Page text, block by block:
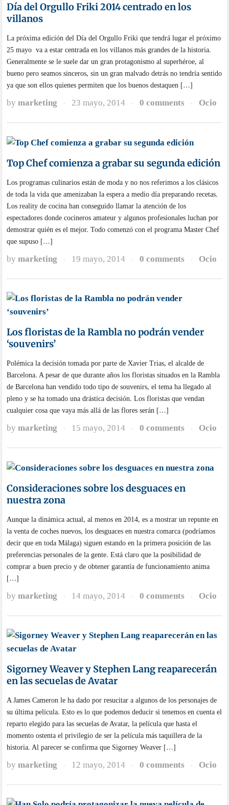
Día del Orgullo Friki 2014 centrado en los
villanos
La próxima edición del Día del Orgullo Friki que tendrá lugar el próximo
25 mayo va a estar centrada en los villanos más grandes de la historia.
Generalmente se le suele dar un gran protagonismo al superhéroe, al
bueno pero seamos sinceros, sin un gran malvado detrás no tendría sentido
ya que son ellos quienes permiten que los buenos destaquen […]
bymarketing · 23 mayo, 2014 · 0 comments · Ocio
Top Chef comienza a grabar su segunda edición
Los programas culinarios están de moda y no nos referimos a los clásicos
de toda la vida que amenizaban la espera a medio día preparando recetas.
Los reality de cocina han conseguido llamar la atención de los
espectadores donde cocineros amateur y algunos profesionales luchan por
demostrar quién es el mejor. Todo comenzó con el programa Master Chef
que supuso […]
bymarketing · 19 mayo, 2014 · 0 comments · Ocio
Los floristas de la Rambla no podrán vender
‘souvenirs’
Polémica la decisión tomada por parte de Xavier Trias, el alcalde de
Barcelona. A pesar de que durante años los floristas situados en la Rambla
de Barcelona han vendido todo tipo de souvenirs, el tema ha llegado al
pleno y se ha tomado una drástica decisión. Los floristas que vendan
cualquier cosa que vaya más allá de las flores serán […]
bymarketing · 15 mayo, 2014 · 0 comments · Ocio
Consideraciones sobre los desguaces en
nuestra zona
Aunque la dinámica actual, al menos en 2014, es a mostrar un repunte en
la venta de coches nuevos, los desguaces en nuestra comarca (podríamos
decir que en toda Málaga) siguen estando en la primera posición de las
preferencias personales de la gente. Está claro que la posibilidad de
comprar a buen precio y de obtener garantía de funcionamiento anima
[…]
bymarketing · 14 mayo, 2014 · 0 comments · Ocio
Sigorney Weaver y Stephen Lang reaparecerán
en las secuelas de Avatar
A James Cameron le ha dado por resucitar a algunos de los personajes de
su última película. Esto es lo que podemos deducir si tenemos en cuenta el
reparto elegido para las secuelas de Avatar, la película que hasta el
momento ostenta el privilegio de ser la película más taquillera de la
historia. Al parecer se confirma que Sigorney Weaver […]
bymarketing · 12 mayo, 2014 · 0 comments · Ocio